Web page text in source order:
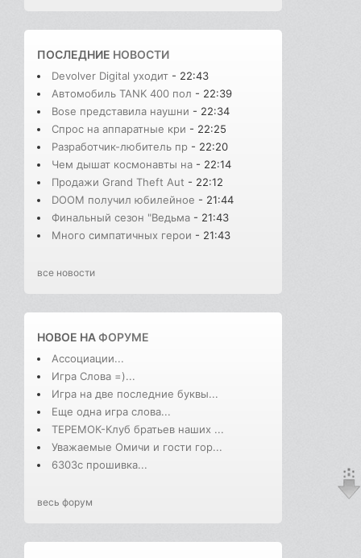
ПОСЛЕДНИЕ НОВОСТИ
Devolver Digital уходит - 22:43
Автомобиль TANK 400 пол - 22:39
Bose представила наушни - 22:34
Спрос на аппаратные кри - 22:25
Разработчик-любитель пр - 22:20
Чем дышат космонавты на - 22:14
Продажи Grand Theft Aut - 22:12
DOOM получил юбилейное - 21:44
Финальный сезон "Ведьма - 21:43
Много симпатичных герои - 21:43
все новости
НОВОЕ НАФОРУМЕ
Ассоциации...
Игра Слова =)...
Игра на две последние буквы...
Еще одна игра слова...
ТЕРЕМОК-Клуб братьев наших ...
Уважаемые Омичи и гости гор...
6303с прошивка...
весь форум